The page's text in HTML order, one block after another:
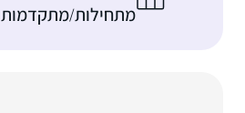
מתחילות/מתקדמות